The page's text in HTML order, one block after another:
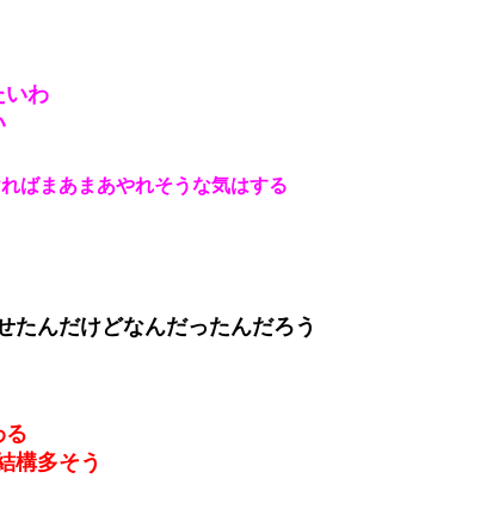
いわ
ばまあまあやれそうな気はする
たんだけどなんだったんだろう
る
構多そう